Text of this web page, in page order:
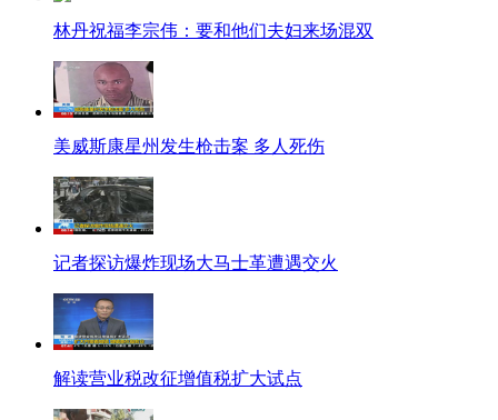
林丹祝福李宗伟：要和他们夫妇来场混双
美威斯康星州发生枪击案 多人死伤
记者探访爆炸现场大马士革遭遇交火
解读营业税改征增值税扩大试点